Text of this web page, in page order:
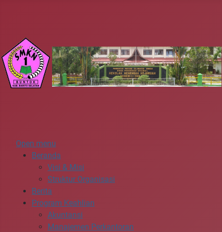
Open menu
Beranda
Visi & Misi
Struktur Organisasi
Berita
Program Keahlian
Akuntansi
Manajemen Perkantoran